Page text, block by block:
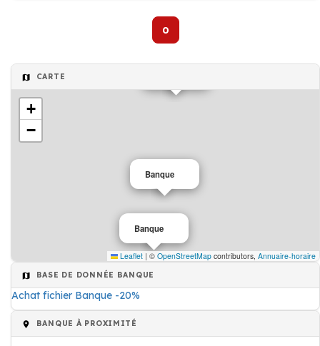
0
CARTE
Banque
Banque
+
−
Leaflet | © OpenStreetMap contributors, Annuaire-horaire
BASE DE DONNÉE BANQUE
Achat fichier Banque -20%
BANQUE À PROXIMITÉ